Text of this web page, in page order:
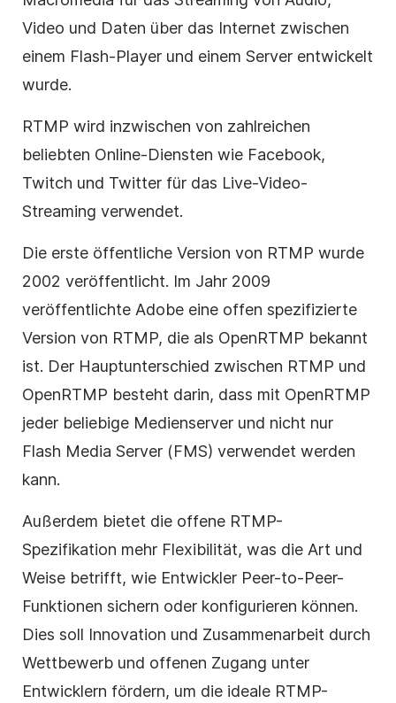
Video und Daten über das Internet zwischen
einem Flash-Player und einem Server entwickelt
wurde.
RTMP wird inzwischen von zahlreichen
beliebten Online-Diensten wie Facebook,
Twitch und Twitter für das Live-Video-
Streaming verwendet.
Die erste öffentliche Version von RTMP wurde
2002 veröffentlicht. Im Jahr 2009
veröffentlichte Adobe eine offen spezifizierte
Version von RTMP, die als OpenRTMP bekannt
ist. Der Hauptunterschied zwischen RTMP und
OpenRTMP besteht darin, dass mit OpenRTMP
jeder beliebige Medienserver und nicht nur
Flash Media Server (FMS) verwendet werden
kann.
Außerdem bietet die offene RTMP-
Spezifikation mehr Flexibilität, was die Art und
Weise betrifft, wie Entwickler Peer-to-Peer-
Funktionen sichern oder konfigurieren können.
Dies soll Innovation und Zusammenarbeit durch
Wettbewerb und offenen Zugang unter
Entwicklern fördern, um die ideale RTMP-